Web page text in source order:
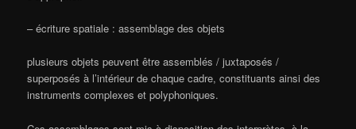
– écriture spatiale : assemblage des objets
plusieurs objets peuvent être assemblés / juxtaposés /
superposés à l’intérieur de chaque cadre, constituants ainsi des
instruments complexes et polyphoniques.